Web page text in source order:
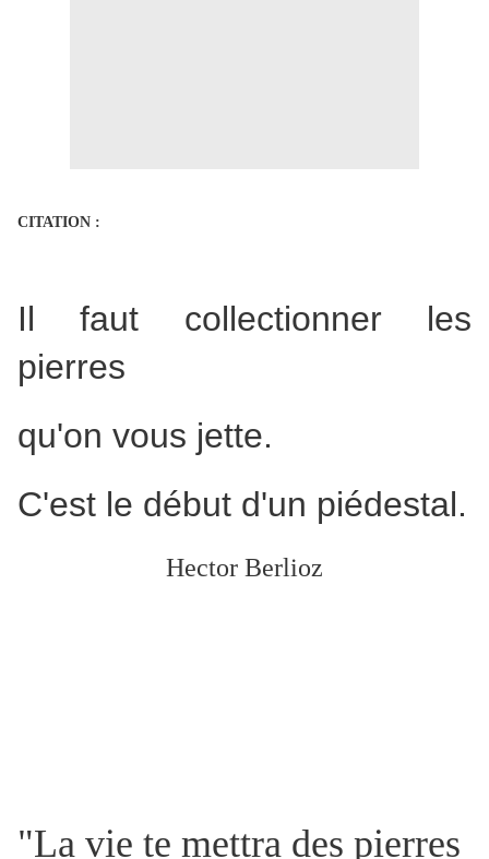
CITATION :
Il faut collectionner les
pierres
qu'on vous jette.
C'est le début d'un piédestal.
Hector Berlioz
"La vie te mettra des pierres